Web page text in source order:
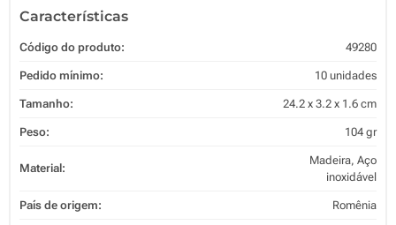
Características
Código do produto: 49280
Pedido mínimo: 10 unidades
Tamanho: 24.2 x 3.2 x 1.6 cm
Peso: 104 gr
Material:
Madeira, Aço
inoxidável
País de origem: Romênia